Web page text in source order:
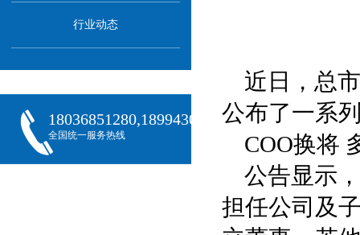
行业动态
18036851280,18994301288,18068407382
全国统一服务热线
近日，总
公布了一系
COO换将
公告显示
担任公司及